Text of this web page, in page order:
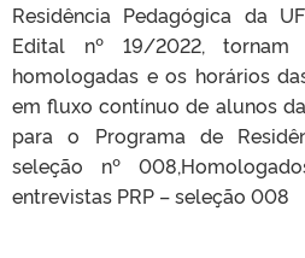
Residência Pedagógica da
Edital nº 19/2022, tornam
homologadas e os horários
em fluxo contínuo de alunos
para o Programa de
seleção nº
entrevistas PRP – seleção 008